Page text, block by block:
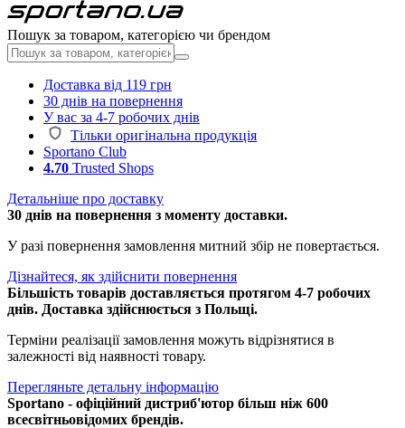
Пошук за товаром, категорією чи брендом
Доставка від 119 грн
30 днів на повернення
У вас за 4-7 робочих днів
Тільки оригінальна продукція
Sportano Club
4.70 Trusted Shops
Детальніше про доставку
30 днів на повернення з моменту доставки.
У разі повернення замовлення митний збір не повертається.
Дізнайтеся, як здійснити повернення
Більшість товарів доставляється протягом 4-7 робочих
днів. Доставка здійснюється з Польщі.
Терміни реалізації замовлення можуть відрізнятися в
залежності від наявності товару.
Перегляньте детальну інформацію
Sportano - офіційний дистриб'ютор більш ніж 600
всесвітньовідомих брендів.